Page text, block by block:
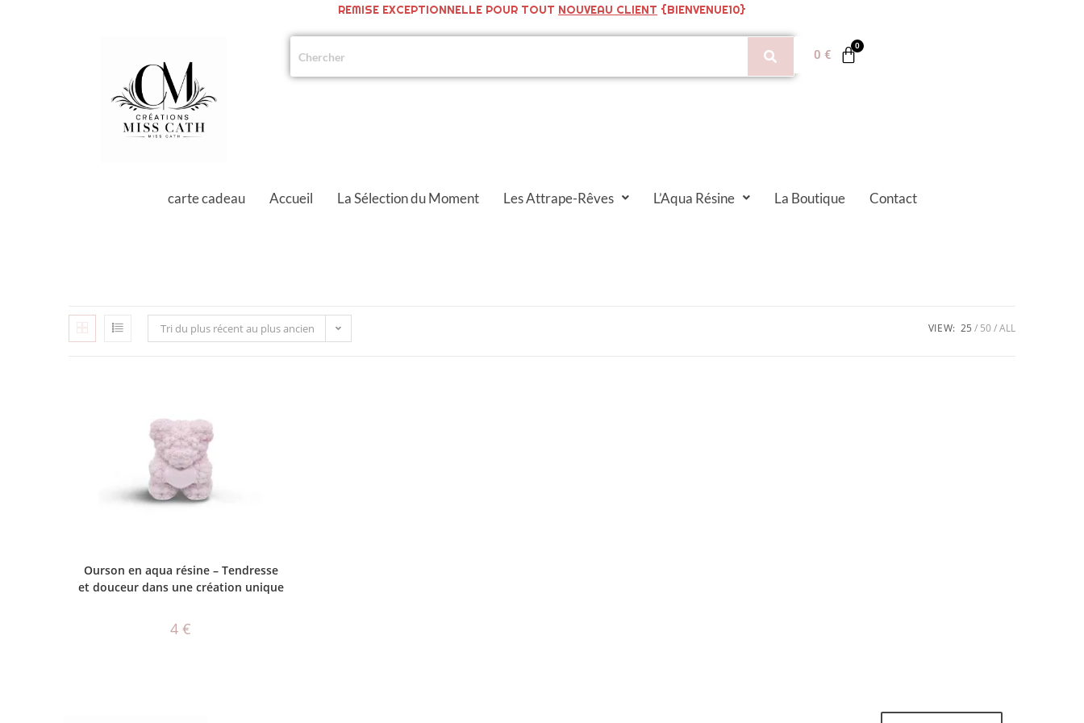
REMISE EXCEPTIONNELLE POUR TOUT NOUVEAU CLIENT {BIENVENUE10}
0 €
carte cadeau Accueil La Sélection du Moment Les Attrape-Rêves L’Aqua Résine La Boutique Contact
Tri du plus récent au plus ancien VIEW: 25 50 ALL
Ourson en aqua résine – Tendresse
et douceur dans une création unique
4€